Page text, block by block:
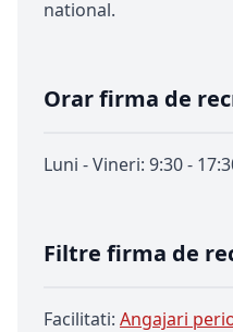
national.
Orar firma de
Luni - Vineri: 9:30 -
Filtre firma de
Facilitati: Angajari